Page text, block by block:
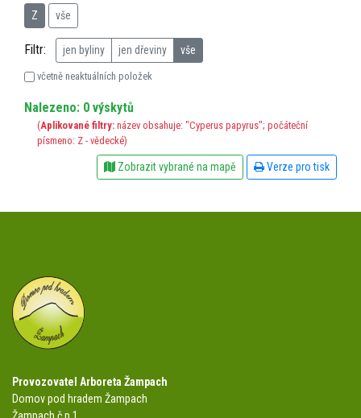
Z vše
Filtr: jen byliny jen dřeviny vše
včetně neaktuálních položek
Nalezeno: 0 výskytů
(Aplikované filtry: název obsahuje: "Cyperus papyrus"; počáteční
písmeno: Z - vědecké)
Zobrazit vybrané na mapě Verze pro tisk
Provozovatel Arboreta Žampach
Domov pod hradem Žampach